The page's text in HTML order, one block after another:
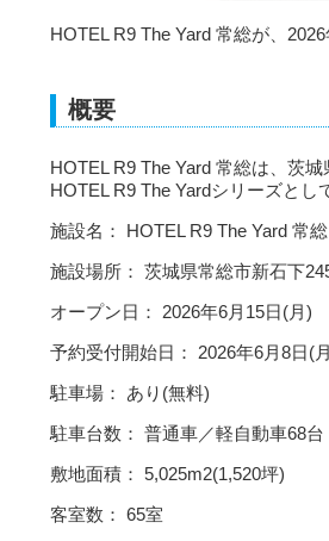
HOTEL R9 The Yard 常総が、
概要
HOTEL R9 The Yard 常総は、茨
HOTEL R9 The Yardシリーズとし
施設名： HOTEL R9 The Yard 常総
施設場所： 茨城県常総市新石下
オープン日： 2026年6月15日(月)
予約受付開始日： 2026年6月8日(
駐車場： あり(無料)
駐車台数： 普通車／軽自動車68台
敷地面積： 5,025m2(1,520坪)
客室数： 65室